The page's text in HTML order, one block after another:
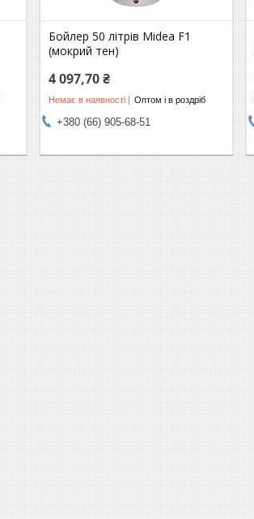
Бойлер 50 літрів Midea F1
(мокрий тен)
4 097,70 ₴
Немає в наявності Оптом і в роздріб
+380 (66) 905-68-51